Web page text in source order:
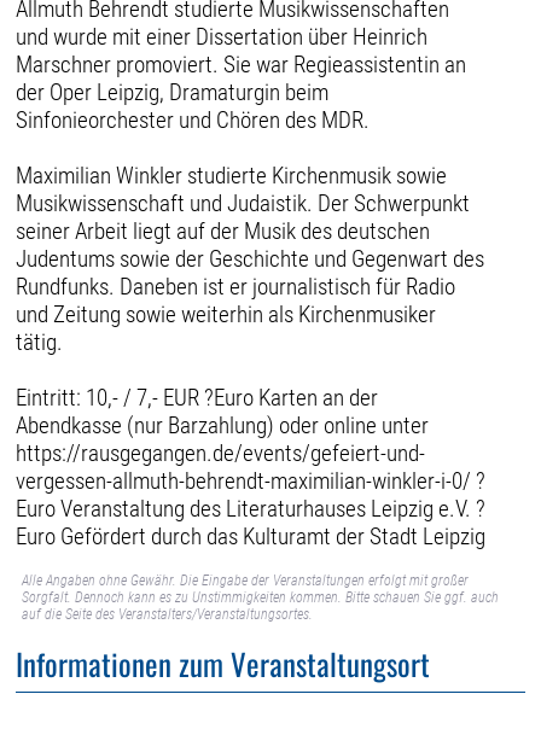
Allmuth Behrendt studierte Musikwissenschaften
und wurde mit einer Dissertation über Heinrich
Marschner promoviert. Sie war Regieassistentin an
der Oper Leipzig, Dramaturgin beim
Sinfonieorchester und Chören des MDR.
Maximilian Winkler studierte Kirchenmusik sowie
Musikwissenschaft und Judaistik. Der Schwerpunkt
seiner Arbeit liegt auf der Musik des deutschen
Judentums sowie der Geschichte und Gegenwart des
Rundfunks. Daneben ist er journalistisch für Radio
und Zeitung sowie weiterhin als Kirchenmusiker
tätig.
Eintritt: 10,- / 7,- EUR ?Euro Karten an der
Abendkasse (nur Barzahlung) oder online unter
https://rausgegangen.de/events/gefeiert-und-
vergessen-allmuth-behrendt-maximilian-winkler-i-0/ ?
Euro Veranstaltung des Literaturhauses Leipzig e.V. ?
Euro Gefördert durch das Kulturamt der Stadt Leipzig
Alle Angaben ohne Gewähr. Die Eingabe der Veranstaltungen erfolgt mit großer
Sorgfalt. Dennoch kann es zu Unstimmigkeiten kommen. Bitte schauen Sie ggf. auch
auf die Seite des Veranstalters/Veranstaltungsortes.
Informationen zum Veranstaltungsort